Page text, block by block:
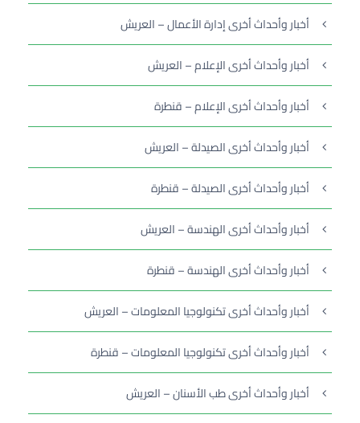
أخبار وأحداث أخرى إدارة الأعمال – العريش
أخبار وأحداث أخرى الإعلام – العريش
أخبار وأحداث أخرى الإعلام – قنطرة
أخبار وأحداث أخرى الصيدلة – العريش
أخبار وأحداث أخرى الصيدلة – قنطرة
أخبار وأحداث أخرى الهندسة – العريش
أخبار وأحداث أخرى الهندسة – قنطرة
أخبار وأحداث أخرى تكنولوجيا المعلومات – العريش
أخبار وأحداث أخرى تكنولوجيا المعلومات – قنطرة
أخبار وأحداث أخرى طب الأسنان – العريش